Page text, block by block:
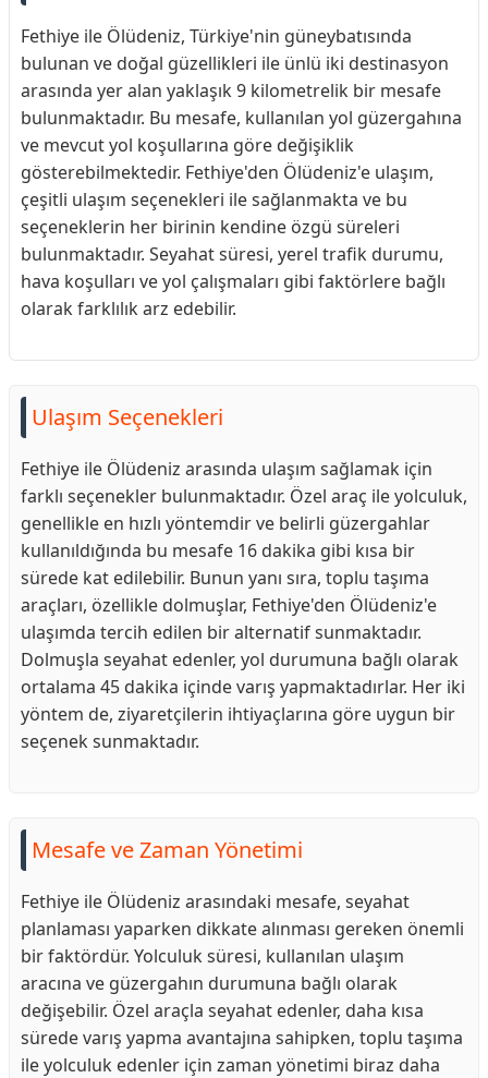
Fethiye ile Ölüdeniz, Türkiye'nin güneybatısında
bulunan ve doğal güzellikleri ile ünlü iki destinasyon
arasında yer alan yaklaşık 9 kilometrelik bir mesafe
bulunmaktadır. Bu mesafe, kullanılan yol güzergahına
ve mevcut yol koşullarına göre değişiklik
gösterebilmektedir. Fethiye'den Ölüdeniz'e ulaşım,
çeşitli ulaşım seçenekleri ile sağlanmakta ve bu
seçeneklerin her birinin kendine özgü süreleri
bulunmaktadır. Seyahat süresi, yerel trafik durumu,
hava koşulları ve yol çalışmaları gibi faktörlere bağlı
olarak farklılık arz edebilir.
Ulaşım Seçenekleri
Fethiye ile Ölüdeniz arasında ulaşım sağlamak için
farklı seçenekler bulunmaktadır. Özel araç ile yolculuk,
genellikle en hızlı yöntemdir ve belirli güzergahlar
kullanıldığında bu mesafe 16 dakika gibi kısa bir
sürede kat edilebilir. Bunun yanı sıra, toplu taşıma
araçları, özellikle dolmuşlar, Fethiye'den Ölüdeniz'e
ulaşımda tercih edilen bir alternatif sunmaktadır.
Dolmuşla seyahat edenler, yol durumuna bağlı olarak
ortalama 45 dakika içinde varış yapmaktadırlar. Her iki
yöntem de, ziyaretçilerin ihtiyaçlarına göre uygun bir
seçenek sunmaktadır.
Mesafe ve Zaman Yönetimi
Fethiye ile Ölüdeniz arasındaki mesafe, seyahat
planlaması yaparken dikkate alınması gereken önemli
bir faktördür. Yolculuk süresi, kullanılan ulaşım
aracına ve güzergahın durumuna bağlı olarak
değişebilir. Özel araçla seyahat edenler, daha kısa
sürede varış yapma avantajına sahipken, toplu taşıma
ile yolculuk edenler için zaman yönetimi biraz daha